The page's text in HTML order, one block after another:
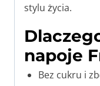
stylu życia.
napoje
Bez cukru i